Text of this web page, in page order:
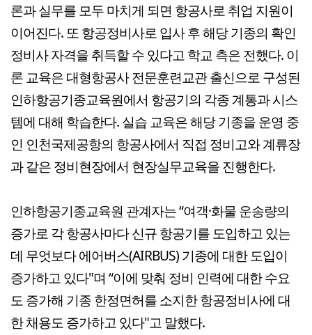
론과 실무를 모두 마치게 되면 항공사로 취업 지원이
이어진다. 또 항공정비사로 입사 후 해당 기종의 확인
정비사 자격을 취득할 수 있다고 학교 측은 전했다. 이
론 교육은 대형항공사 전문훈련교관 출신으로 구성된
인하항공기종교육원에서 항공기의 각종 계통과 시스
템에 대해 학습한다. 실습 교육은 해당 기종을 운영 중
인 인천국제공항의 항공사에서 직접 정비고와 계류장
과 같은 정비현장에서 현장실무교육을 진행한다.
인하항공기종교육원 관계자는 “여객·화물 운송량의
증가로 각 항공사마다 신규 항공기를 도입하고 있는
데 무엇보다 에어버스(AIRBUS) 기종에 대한 도입이
증가하고 있다"며 “이에 맞춰 정비 인력에 대한 수요
도 증가해 기종 한정면허를 소지한 항공정비사에 대
한 채용도 증가하고 있다"고 말했다.